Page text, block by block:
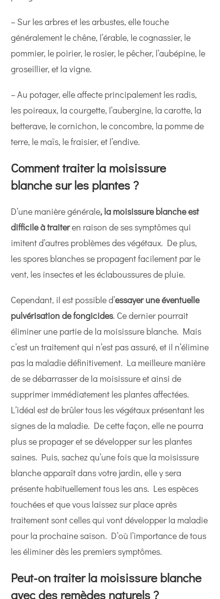
– Sur les arbres et les arbustes, elle touche
généralement le chêne, l’érable, le cognassier, le
pommier, le poirier, le rosier, le pêcher, l’aubépine, le
groseillier, et la vigne.
– Au potager, elle affecte principalement les radis,
les poireaux, la courgette, l’aubergine, la carotte, la
betterave, le cornichon, le concombre, la pomme de
terre, le maïs, le fraisier, et l’endive.
Comment traiter la moisissure
blanche sur les plantes ?
D’une manière générale, la moisissure blanche est
difficile à traiteren raison de ses symptômes qui
imitent d’autres problèmes des végétaux. De plus,
les spores blanches se propagent facilement par le
vent, les insectes et les éclaboussures de pluie.
Cependant, il est possible d’essayer une éventuelle
pulvérisation de fongicides. Ce dernier pourrait
éliminer une partie de la moisissure blanche. Mais
c’est un traitement qui n’est pas assuré, et il n’élimine
pas la maladie définitivement. La meilleure manière
de se débarrasser de la moisissure et ainsi de
supprimer immédiatement les plantes affectées.
L’idéal est de brûler tous les végétaux présentant les
signes de la maladie. De cette façon, elle ne pourra
plus se propager et se développer sur les plantes
saines. Puis, sachez qu’une fois que la moisissure
blanche apparaît dans votre jardin, elle y sera
présente habituellement tous les ans. Les espèces
touchées et que vous laissez sur place après
traitement sont celles qui vont développer la maladie
pour la prochaine saison. D’où l’importance de tous
les éliminer dès les premiers symptômes.
Peut-on traiter la moisissure blanche
avec des remèdes naturels ?